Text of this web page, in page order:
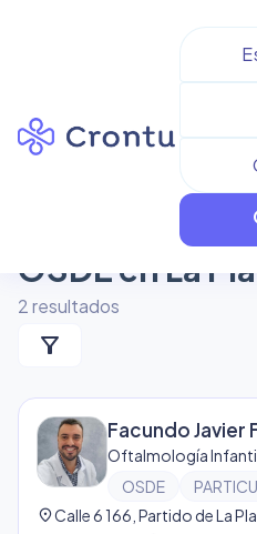
Resultados
Oftalmología
OSDE en La
2resultados
filter_alt
Facundo Javier
Oftalmología
OSDE
location_on